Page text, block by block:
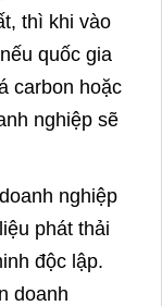
thì khi vào
quốc gia
carbon hoặc
nghiệp sẽ
nghiệp
phát thải
độc lập.
doanh